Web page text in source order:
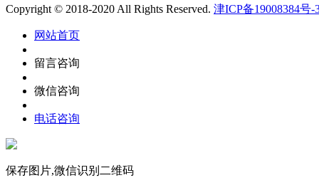
Copyright © 2018-2020 All Rights Reserved. 津ICP备19008384号-
网站首页
留言咨询
微信咨询
电话咨询
保存图片,微信识别二维码